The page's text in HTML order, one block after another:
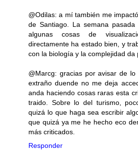
@Odilas: a mí también me
de Santiago. La semana
algunas cosas de
directamente ha estado bien, y
con la biología y la complejidad da
@Marcg: gracias por avisar de
extraño duende no me deja
anda haciendo cosas raras esta
traido. Sobre lo del turismo,
quizá lo que haga sea escribir
que quizá ya me he hecho eco
más criticados.
Responder